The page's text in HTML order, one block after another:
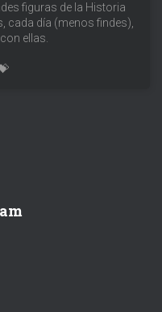
figuras de la Historia
cada día (menos findes),
ellas.